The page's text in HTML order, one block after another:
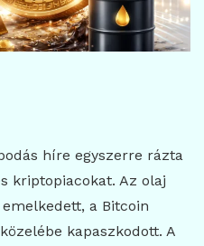
híre egyszerre rázta
kriptopiacokat. Az olaj
a Bitcoin
kapaszkodott. A